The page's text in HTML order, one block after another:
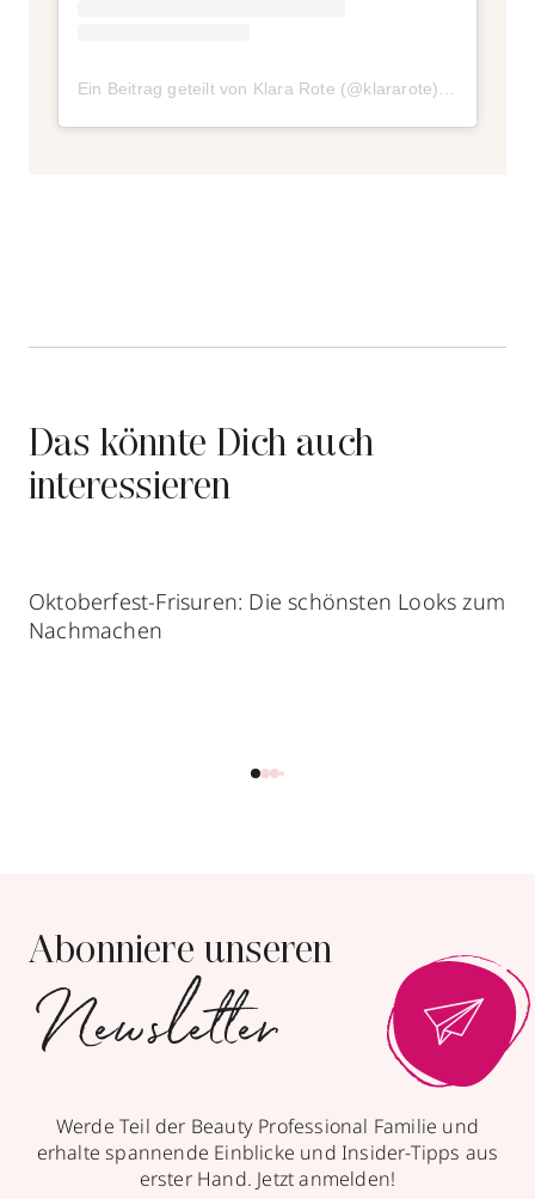
Ein Beitrag geteilt von Klara Rote (@klararote)
am
Das könnte Dich auch
interessieren
Oktoberfest-Frisuren: Die schönsten Looks zum
Nachmachen
Abonniere unseren
Newsletter
Werde Teil der Beauty Professional Familie und
erhalte spannende Einblicke und Insider-Tipps aus
erster Hand. Jetzt anmelden!